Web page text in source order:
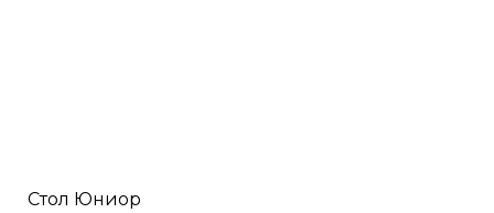
Стол Юниор